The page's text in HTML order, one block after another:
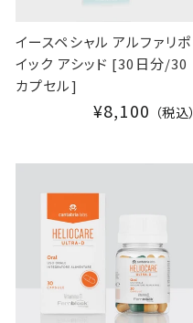
イースペシャル アルファリポ
イック アシッド [30日分/30
カプセル]
¥8,100 （税込）